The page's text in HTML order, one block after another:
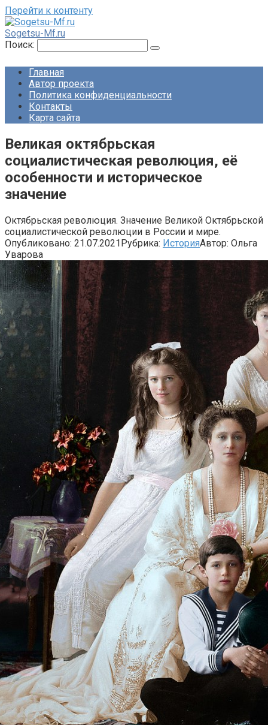
Перейти к контенту
Sogetsu-Mf.ru
Поиск:
Главная
Автор проекта
Политика конфиденциальности
Контакты
Карта сайта
Великая октябрьская
социалистическая революция, её
особенности и историческое
значение
Октябрьская революция. Значение Великой Октябрьской
социалистической революции в России и мире.
Опубликовано: 21.07.2021Рубрика: ИсторияАвтор: Ольга
Уварова